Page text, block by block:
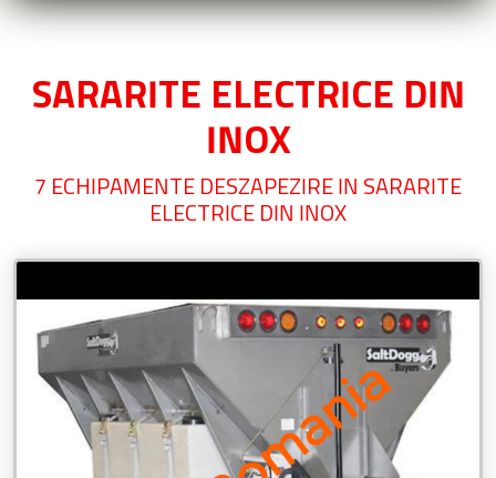
SARARITE ELECTRICE DIN
INOX
7 ECHIPAMENTE DESZAPEZIRE IN SARARITE
ELECTRICE DIN INOX